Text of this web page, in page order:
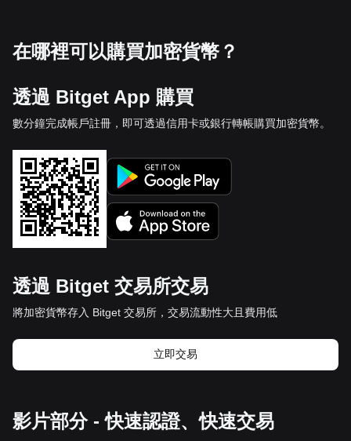
在哪裡可以購買加密貨幣？
透過 Bitget App 購買
數分鐘完成帳戶註冊，即可透過信用卡或銀行轉帳購買加密貨幣。
透過 Bitget 交易所交易
將加密貨幣存入 Bitget 交易所，交易流動性大且費用低
立即交易
影片部分 - 快速認證、快速交易